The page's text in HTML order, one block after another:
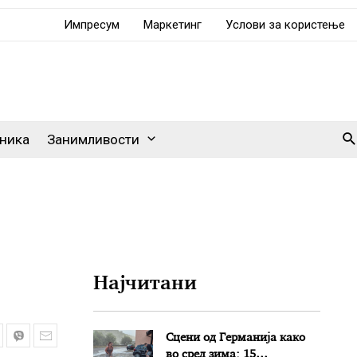
Импресум Маркетинг Услови за користење
Занимливости
Најчитани
Сцени од Германија како
во сред зима: 15